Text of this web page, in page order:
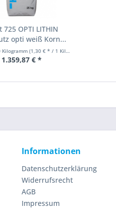
725 OPTI LITHIN
opti weiß Korn...
Kilogramm(1,30 € * / 1 Kilogramm)
1.359,87 € *
Informationen
Datenschutzerklärung
Widerrufsrecht
AGB
Impressum